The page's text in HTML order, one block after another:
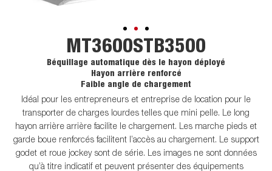
MT3600STB3500
Béquillage automatique dès le hayon déployé
Hayon arrière renforcé
Faible angle de chargement
Idéal pour les entrepreneurs et entreprise de location pour le
transporter de charges lourdes telles que mini pelle. Le long
hayon arrière arrière facilite le chargement. Les marche pieds et
garde boue renforcés facilitent l’accès au chargement. Le support
godet et roue jockey sont de série. Les images ne sont données
qu’à titre indicatif et peuvent présenter des équipements